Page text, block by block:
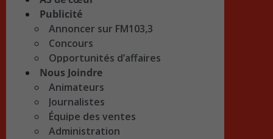
Publicité
Annoncer sur FM103,3
Concours
Opportunités d’affaires
Nous Joindre
Animateurs
Journalistes
Équipe des ventes
Administration